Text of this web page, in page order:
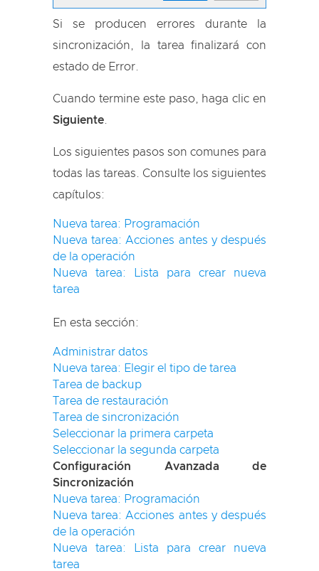
Si se producen errores durante la
sincronización, la tarea finalizará con
estado de Error.
Cuando termine este paso, haga clic en
Siguiente
Los siguientes pasos son comunes para
todas las tareas. Consulte los siguientes
capítulos:
Nueva tarea: Programación
Nueva tarea: Acciones antes y después
de la operación
Nueva tarea: Lista para crear nueva
tarea
En esta sección:
Administrar datos
Nueva tarea: Elegir el tipo de tarea
Tarea de backup
Tarea de restauración
Tarea de sincronización
Seleccionar la primera carpeta
Seleccionar la segunda carpeta
Configuración Avanzada de
Sincronización
Nueva tarea: Programación
Nueva tarea: Acciones antes y después
de la operación
Nueva tarea: Lista para crear nueva
tarea